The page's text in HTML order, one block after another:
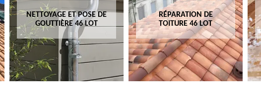
NETTOYAGE ET POSE DE
GOUTTIÈRE 46 LOT
RÉPARATION DE
TOITURE 46 LOT